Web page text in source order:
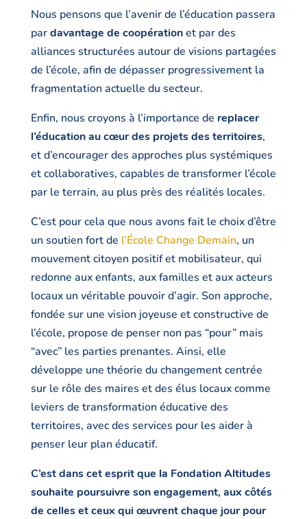
Nous pensons que l’avenir de l’éducation passera
pardavantage de coopérationet par des
alliances structurées autour de visions partagées
de l’école, afin de dépasser progressivement la
fragmentation actuelle du secteur.
Enfin, nous croyons à l’importance de replacer
l’éducation au cœur des projets des territoires,
et d’encourager des approches plus systémiques
et collaboratives, capables de transformer l’école
par le terrain, au plus près des réalités locales.
C’est pour cela que nous avons fait le choix d’être
un soutien fort de l’École Change Demain, un
mouvement citoyen positif et mobilisateur, qui
redonne aux enfants, aux familles et aux acteurs
locaux un véritable pouvoir d’agir. Son approche,
fondée sur une vision joyeuse et constructive de
l’école, propose de penser non pas “pour” mais
“avec” les parties prenantes. Ainsi, elle
développe une théorie du changement centrée
sur le rôle des maires et des élus locaux comme
leviers de transformation éducative des
territoires, avec des services pour les aider à
penser leur plan éducatif.
C’est dans cet esprit que la Fondation Altitudes
souhaite poursuivre son engagement, aux côtés
de celles et ceux qui œuvrent chaque jour pour